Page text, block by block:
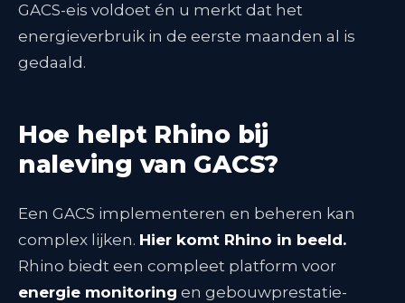
GACS-eis voldoet én u merkt dat het
energieverbruik in de eerste maanden al is
gedaald.
Hoe helpt Rhino bij
naleving van GACS?
Een GACS implementeren en beheren kan
complex lijken. Hier komt Rhino in beeld.
Rhino biedt een compleet platform voor
energie monitoring en gebouwprestatie-